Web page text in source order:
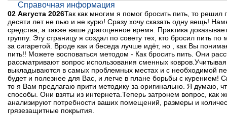
Справочная информация
02 Августа 2026Так как многим я помог бросить пить, то
десяти лет не пью и не курю! Сразу хочу сказать одну вещь!
средства, а также ваше драгоценное время. Практика
группу. Эту страницу я создал по совету тех, кто бросил пить
за сигаретой. Вроде как и беседа лучше идёт, но , как Вы
пить!! Можете восповаться методом - Как бросить пить. Они
рассматривают вопрос использования сменных
выкладываются в самых проблемных местах и с необходимой
будет и полезнее для Вас, и легче в плане борьбы с курением!
то я Вам предлагаю прити методику за оригинально. Я думаю,
способы. Они взяты из интернета.Теперь затронем вопрос,
анализируют потребности ваших помещений, размеры и
грязезащитные покрытия.